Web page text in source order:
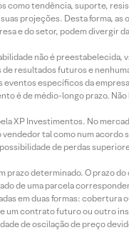
como tendência, suporte,
projeções. Desta forma, as
e do setor, podem divergir
não é preestabelecida,
resultados futuros e
específicos da
é de médio-longo prazo.
XP Investimentos. No
tal como num acordo
de perdas
prazo determinado. O prazo
de uma parcela
em duas formas: cobertura
um contrato futuro ou outro
de oscilação de preço